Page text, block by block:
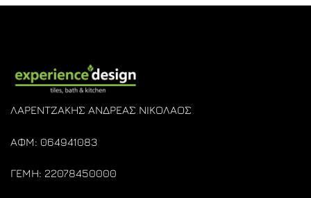
ΛΑΡΕΝΤΖΑΚΗΣ ΑΝΔΡΕΑΣ ΝΙΚΟΛΑΟΣ
ΑΦΜ: 064941083
ΓΕΜΗ: 22078450000